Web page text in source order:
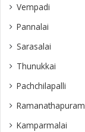
Vempadi
Pannalai
Sarasalai
Thunukkai
Pachchilapalli
Ramanathapuram
Kamparmalai